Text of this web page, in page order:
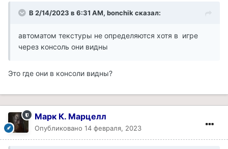
В 2/14/2023 в 6:31 AM, bonchikсказал:
автоматом текстуры не определяются хотя в игре
через консоль они видны
Это где они в консоли видны?
Марк К. Марцелл
Опубликовано 14 февраля, 2023